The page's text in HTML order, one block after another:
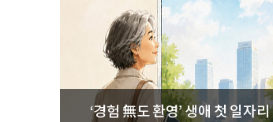
‘경험 無도 환영’ 생애 첫 일자리 도전 설